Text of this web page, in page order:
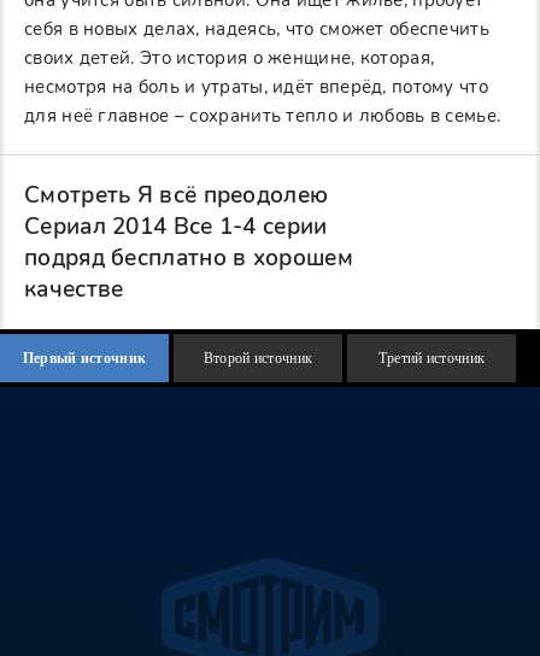
себя в новых делах, надеясь, что сможет обеспечить
своих детей. Это история о женщине, которая,
несмотря на боль и утраты, идёт вперёд, потому что
для неё главное – сохранить тепло и любовь в семье.
Смотреть Я всё преодолею
Сериал 2014 Все 1-4 серии
подряд бесплатно в хорошем
качестве
Первый источник Второй источник Третий источник